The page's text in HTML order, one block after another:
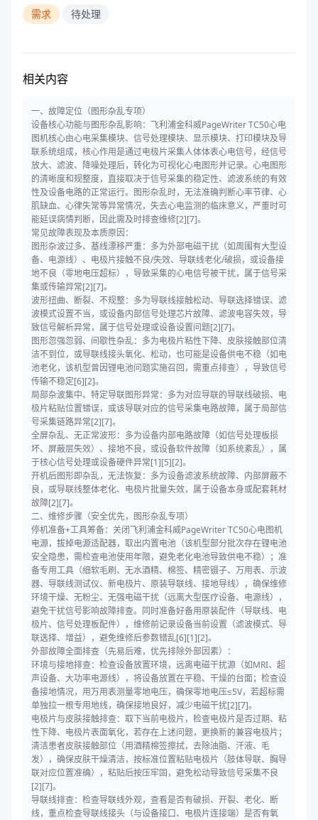
需求 待处理
相关内容
一、故障定位（图形杂乱专项）
设备核心功能与图形杂乱影响：飞利浦金科威PageWriter TC50心电
图机核心由心电采集模块、信号处理模块、显示模块、打印模块及导
联系统组成，核心作用是通过电极片采集人体体表心电信号，经信号
放大、滤波、降噪处理后，转化为可视化心电图形并记录。心电图形
的清晰度和规整度，直接取决于信号采集的稳定性、滤波系统的有效
性及设备电路的正常运行。图形杂乱时，无法准确判断心率节律、心
肌缺血、心律失常等异常情况，失去心电监测的临床意义，严重时可
能延误病情判断，因此需及时排查维修[2][7]。
常见故障表现及本质原因：
图形杂波过多、基线漂移严重：多为外部电磁干扰（如周围有大型设
备、电源线）、电极片接触不良/失效、导联线老化/破损，或设备接
地不良（零地电压超标），导致采集的心电信号被干扰，属于信号采
集或传输异常[2][7]。
波形扭曲、断裂、不规整：多为导联线接触松动、导联选择错误、滤
波模式设置不当，或设备内部信号处理芯片故障、滤波电容失效，导
致信号解析异常，属于信号处理或设备设置问题[2][7]。
图形忽强忽弱、间歇性杂乱：多为电极片粘性下降、皮肤接触部位清
洁不到位，或导联线接头氧化、松动，也可能是设备供电不稳（如电
池老化，该机型曾因锂电池问题实施召回，需重点排查），导致信号
传输不稳定[6][2]。
局部杂波集中、特定导联图形异常：多为对应导联的导联线破损、电
极片粘贴位置错误，或该导联对应的信号采集电路故障，属于局部信
号采集链路异常[2][7]。
全屏杂乱、无正常波形：多为设备内部电路故障（如信号处理板损
坏、屏蔽层失效）、接地不良，或设备软件故障（如系统紊乱），属
于核心信号处理或设备硬件异常[1][5][2]。
开机后图形即杂乱，无法恢复：多为设备滤波系统故障、内部屏蔽不
良，或导联线整体老化、电极片批量失效，属于设备本身或配套耗材
故障[2][7]。
二、维修步骤（安全优先，图形杂乱专项）
停机准备+工具筹备：关闭飞利浦金科威PageWriter TC50心电图机
电源，拔掉电源适配器，取出内置电池（该机型部分批次存在锂电池
安全隐患，需检查电池使用年限，避免老化电池导致供电不稳）；准
备专用工具（细软毛刷、无水酒精、棉签、精密镊子、万用表、示波
器、导联线测试仪、新电极片、原装导联线、接地导线），确保维修
环境干燥、无粉尘、无强电磁干扰（远离大型医疗设备、电源线），
避免干扰信号影响故障排查。同时准备好备用原装配件（导联线、电
极片、信号处理板配件），维修前记录设备当前设置（滤波模式、导
联选择、增益），避免维修后参数错乱[6][1][2]。
外部故障全面排查（先易后难，优先排除外部因素）：
环境与接地排查：检查设备放置环境，远离电磁干扰源（如MRI、超
声设备、大功率电源线），将设备放置在平稳、干燥的台面；检查设
备接地情况，用万用表测量零地电压，确保零地电压≤5V，若超标需
单独拉一根专用地线，确保接地良好，减少电磁干扰[2][7]。
电极片与皮肤接触排查：取下当前电极片，检查电极片是否过期、粘
性下降、电极片表面氧化，若存在上述问题，更换新的兼容电极片；
清洁患者皮肤接触部位（用酒精棉签擦拭，去除油脂、汗液、毛
发），确保皮肤干燥清洁，按标准位置粘贴电极片（肢体导联、胸导
联对应位置准确），粘贴后按压牢固，避免松动导致信号采集不良
[2][7]。
导联线排查：检查导联线外观，查看是否有破损、开裂、老化、断
线，重点检查导联线接头（与设备接口、电极片连接端）是否有氧